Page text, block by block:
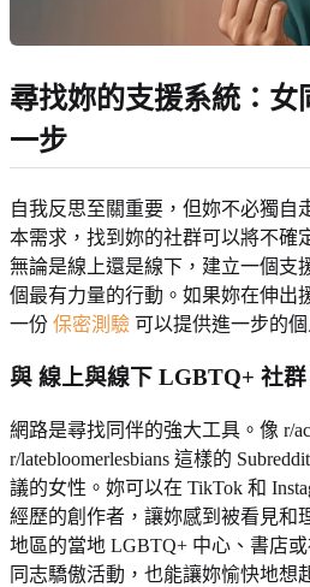
尋找妳的支援系統： 女
一步
自我反思至關重要，但妳不必獨自
本需求，找到妳的社群可以將不確
無論是線上還是線下，建立一個支
個最有力量的行動。如果妳在伸出
一份 保密測驗 可以提供進一步的個
與 線上與線下 LGBTQ+ 社群
網路是尋找同伴的強大工具。像 r/
r/latebloomerlesbians 這樣的
議的女性。妳可以在 TikTok 和
經歷的創作者，讓妳感到被看見和
地區的當地 LGBTQ+ 中心、書店
同志驕傲活動，也能讓妳愉快地想